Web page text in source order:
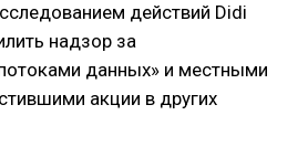
действий Didi
надзор за
данных» и местными
акции в других